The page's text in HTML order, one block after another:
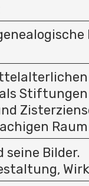
Raum
seine Bilder.